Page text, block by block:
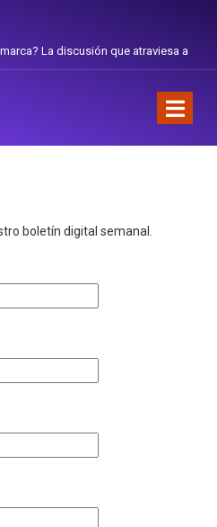
La discusión que atraviesa a
boletín digital semanal.